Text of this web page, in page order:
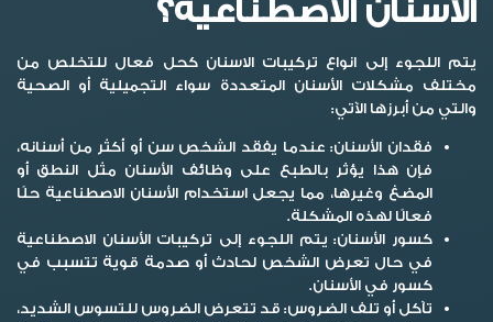
الأسنان الاصطناعية؟
يتم اللجوء إلى انواع تركيبات الاسنان كحل فعال للتخلص من
مختلف مشكلات الأسنان المتعددة سواء التجميلية أو الصحية
والتي من أبرزها الآتي:
فقدان الأسنان: عندما يفقد الشخص سن أو أكثر من أسنانه،
فإن هذا يؤثر بالطبع على وظائف الأسنان مثل النطق أو
المضغ وغيرها، مما يجعل استخدام الأسنان الاصطناعية حلًا
فعالًا لهذه المشكلة.
كسور الأسنان: يتم اللجوء إلى تركيبات الأسنان الاصطناعية
في حال تعرض الشخص لحادث أو صدمة قوية تتسبب في
كسور في الأسنان.
تآكل أو تلف الضروس: قد تتعرض الضروس للتسوس الشديد،